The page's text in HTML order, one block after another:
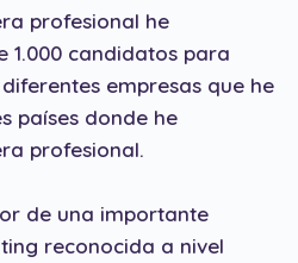
profesional he
1.000 candidatos para
empresas que he
países donde he
profesional.
de una importante
reconocida a nivel